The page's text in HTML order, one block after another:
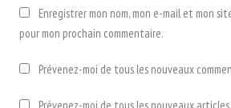
Enregistrer mon nom, mon e-mail et mon
pour mon prochain commentaire.
Prévenez-moi de tous les nouveaux